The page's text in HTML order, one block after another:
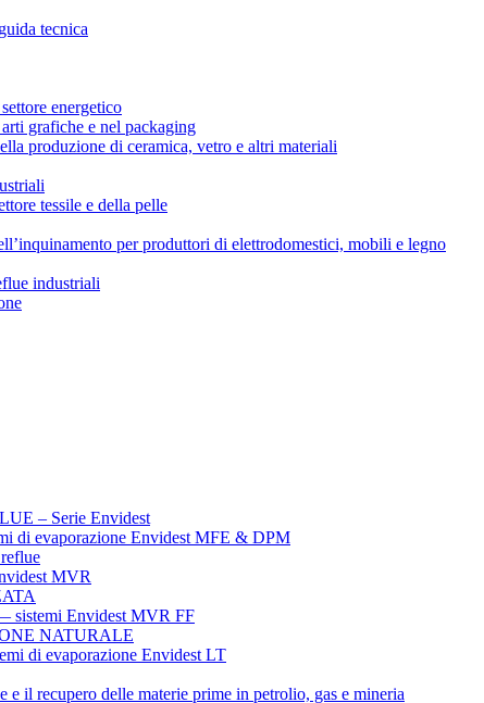
tecnica
energetico
grafiche e nel packaging
produzione di ceramica, vetro e altri materiali
tessile e della pelle
per produttori di elettrodomestici, mobili e legno
industriali
– Serie Envidest
di evaporazione Envidest MFE & DPM
MVR
Envidest MVR FF
NATURALE
di evaporazione Envidest LT
il recupero delle materie prime in petrolio, gas e mineria